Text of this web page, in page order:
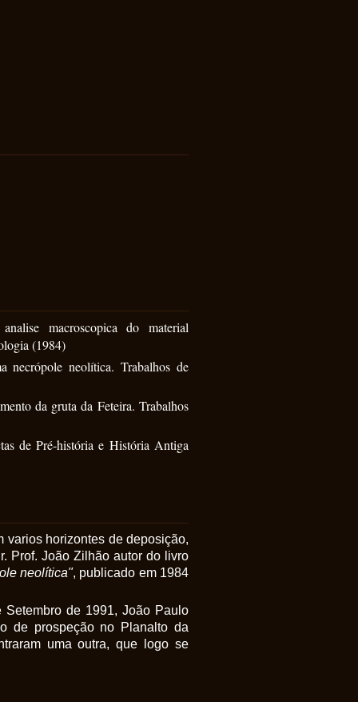
macroscopica do material
(1984)
necrópole neolítica. Trabalhos de
da gruta da Feteira. Trabalhos
de Pré-história e História Antiga
varios horizontes de deposição,
Prof. João Zilhão autor do livro
neolítica", publicado em 1984
de 1991, João Paulo
de prospeção no Planalto da
uma outra, que logo se